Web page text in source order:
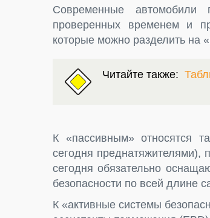
Современные автомобили
проверенных временем и
которые можно разделить на
Читайте также:
К «пассивным» относятся
сегодня преднатяжителями),
сегодня обязательно
безопасности по всей длине
К «активные системы